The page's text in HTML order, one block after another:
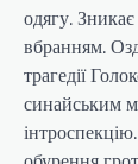
одягу.
вбранням.
трагедії
синайським